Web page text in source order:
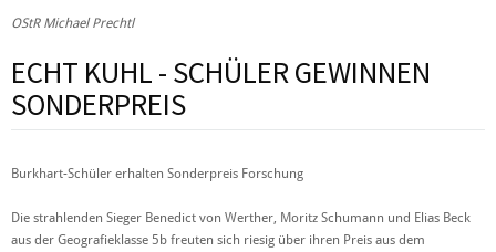
OStR Michael Prechtl
ECHT KUHL - SCHÜLER GEWINNEN
SONDERPREIS
Burkhart-Schüler erhalten Sonderpreis Forschung
Die strahlenden Sieger Benedict von Werther, Moritz Schumann und Elias Beck
aus der Geografieklasse 5b freuten sich riesig über ihren Preis aus dem